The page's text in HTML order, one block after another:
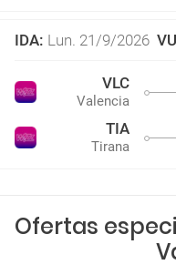
IDA: Lun. 21/9/2026
VLC
Valencia
TIA
Tirana
Ofertas